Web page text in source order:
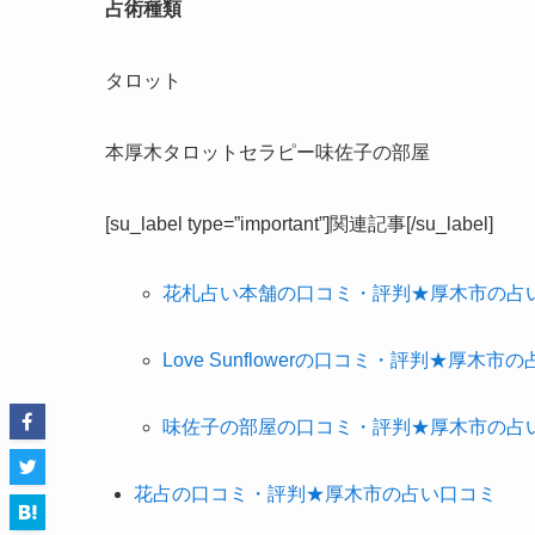
占術種類
タロット
本厚木タロットセラピー味佐子の部屋
[su_label type=”important”]関連記事[/su_label]
花札占い本舗の口コミ・評判★厚木市の占
Love Sunflowerの口コミ・評判★厚木市の
味佐子の部屋の口コミ・評判★厚木市の占
花占の口コミ・評判★厚木市の占い口コミ